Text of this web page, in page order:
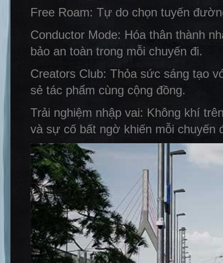
Free Roam: Tự do chọn tuyến
Conductor Mode: Hóa thân thành
bảo an toàn trong mỗi chuyến đi.
Creators Club: Thỏa sức sáng tạo
sẻ tác phẩm cùng cộng đồng.
Trải nghiệm nhập vai: Không khí
và sự cố bất ngờ khiến mỗi chuyến